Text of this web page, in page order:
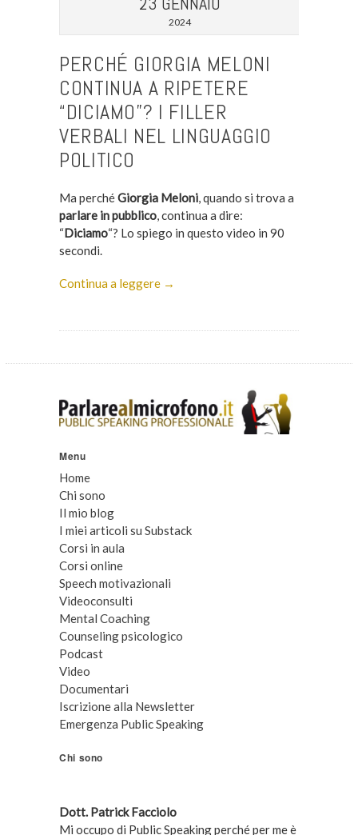
2024
PERCHÉ GIORGIA MELONI
CONTINUA A RIPETERE
“DICIAMO”? I FILLER
VERBALI NEL LINGUAGGIO
POLITICO
Ma perchéGiorgia Meloni, quando si trova a
parlare in pubblico, continua a dire:
“Diciamo“? Lo spiego in questo video in 90
secondi.
Continua a leggere →
Menu
Home
Chi sono
Il mio blog
I miei articoli su Substack
Corsi in aula
Corsi online
Speech motivazionali
Videoconsulti
Mental Coaching
Counseling psicologico
Podcast
Video
Documentari
Iscrizione alla Newsletter
Emergenza Public Speaking
Chi sono
Dott. Patrick Facciolo
Mi occupo di Public Speaking perché per me è